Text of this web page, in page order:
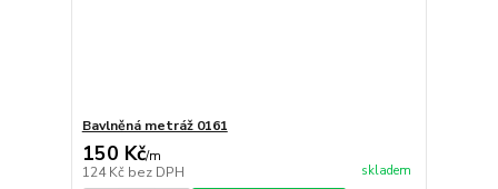
Bavlněná metráž 0161
150 Kč/m
124 Kč bez DPH skladem